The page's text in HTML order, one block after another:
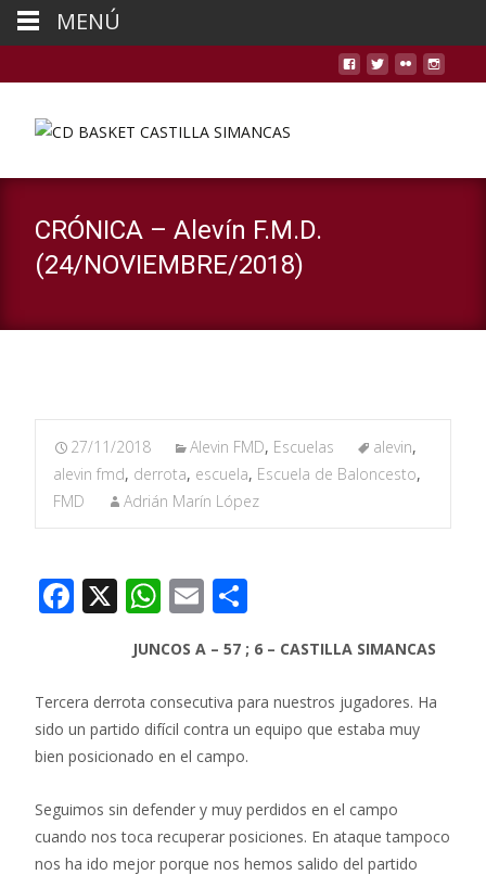
CRÓNICA – Alevín F.M.D.
(24/NOVIEMBRE/2018)
27/11/2018 Alevin FMD, Escuelas alevin,
alevin fmd, derrota, escuela, Escuela de Baloncesto,
FMD
Adrián Marín López
F
b
o
o
k
X W
at
s
A
p
p
E
ai
l
m
p
ar
r
JUNCOS A – 57 ; 6 – CASTILLA SIMANCAS
Tercera derrota consecutiva para nuestros jugadores. Ha
sido un partido difícil contra un equipo que estaba muy
bien posicionado en el campo.
Seguimos sin defender y muy perdidos en el campo
cuando nos toca recuperar posiciones. En ataque tampoco
nos ha ido mejor porque nos hemos salido del partido
MENÚ